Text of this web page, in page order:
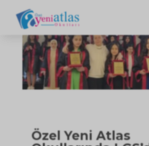
Özel Yeni Atlas